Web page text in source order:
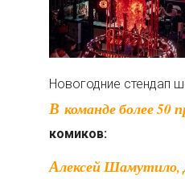
Новогодние стендап
В команде более 50 профессиональных
комиков:
Алексей Шамутило, Дима Коваль,